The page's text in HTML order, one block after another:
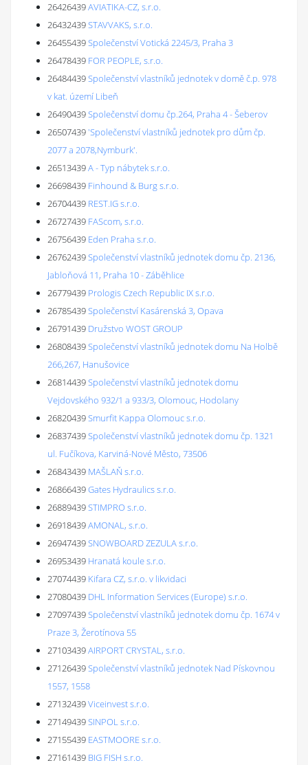
26426439AVIATIKA-CZ, s.r.o.
26432439STAVVAKS, s.r.o.
26455439Společenství Votická 2245/3, Praha 3
26478439 FOR PEOPLE, s.r.o.
26484439Společenství vlastníků jednotek v domě č.p. 978
v kat. území Libeň
26490439Společenství domu čp.264, Praha 4 - Šeberov
26507439'Společenství vlastníků jednotek pro dům čp.
2077 a 2078,Nymburk'.
26513439A - Typ nábytek s.r.o.
26698439 Finhound & Burg s.r.o.
26704439 REST.IG s.r.o.
26727439 FAScom, s.r.o.
26756439 Eden Praha s.r.o.
26762439Společenství vlastníků jednotek domu čp. 2136,
Jabloňová 11, Praha 10 - Záběhlice
26779439 Prologis Czech Republic IX s.r.o.
26785439Společenství Kasárenská 3, Opava
26791439 Družstvo WOST GROUP
26808439Společenství vlastníků jednotek domu Na Holbě
266,267, Hanušovice
26814439Společenství vlastníků jednotek domu
Vejdovského 932/1 a 933/3, Olomouc, Hodolany
26820439Smurfit Kappa Olomouc s.r.o.
26837439Společenství vlastníků jednotek domu čp. 1321
ul. Fučíkova, Karviná-Nové Město, 73506
26843439 MAŠLAŇ s.r.o.
26866439Gates Hydraulics s.r.o.
26889439STIMPRO s.r.o.
26918439AMONAL, s.r.o.
26947439SNOWBOARD ZEZULA s.r.o.
26953439 Hranatá koule s.r.o.
27074439 Kifara CZ, s.r.o. v likvidaci
27080439 DHL Information Services (Europe) s.r.o.
27097439Společenství vlastníků jednotek domu čp. 1674 v
Praze 3, Žerotínova 55
27103439AIRPORT CRYSTAL, s.r.o.
27126439Společenství vlastníků jednotek Nad Pískovnou
1557, 1558
27132439Viceinvest s.r.o.
27149439SINPOL s.r.o.
27155439 EASTMOORE s.r.o.
27161439 BIG FISH s.r.o.